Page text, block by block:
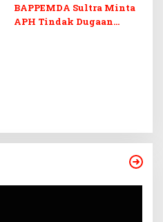
BAPPEMDA Sultra Minta
APH Tindak Dugaan